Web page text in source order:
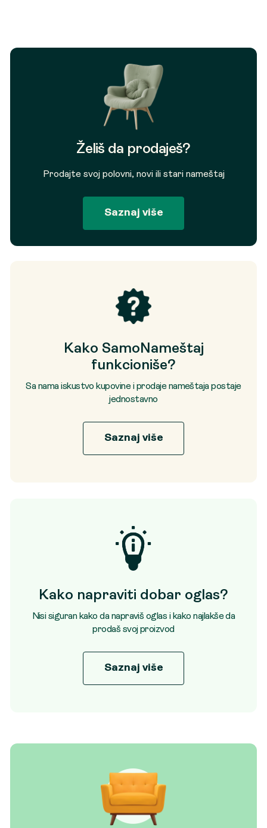
Želiš da prodaješ?
Prodajte svoj polovni, novi ili stari nameštaj
Saznaj više
Kako SamoNameštaj
funkcioniše?
Sa nama iskustvo kupovine i prodaje nameštaja postaje
jednostavno
Saznaj više
Kako napraviti dobar oglas?
Nisi siguran kako da napraviš oglas i kako najlakše da
prodaš svoj proizvod
Saznaj više